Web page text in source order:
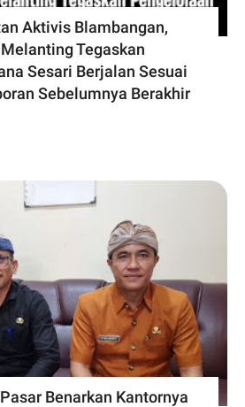
Aktivis Blambangan,
Tegaskan
Sesari Berjalan Sesuai
Sebelumnya Berakhir
Benarkan Kantornya